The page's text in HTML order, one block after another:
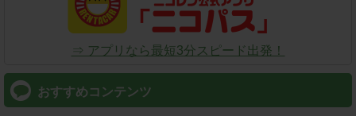
⇒ アプリなら最短3分スピード出発！
おすすめコンテンツ